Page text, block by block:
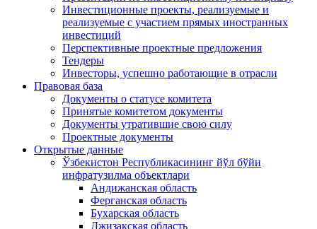
Инвестиционные проекты, реализуемые и
реализуемые с участием прямых иностранных
инвестиций
Перспективные проектные предложения
Тендеры
Инвесторы, успешно работающие в отрасли
Правовая база
Документы о статусе комитета
Принятые комитетом документы
Документы утратившие свою силу
Проектные документы
Открытые данные
Ўзбекистон Республикасининг йўл бўйи
инфратузилма объектлари
Андижанская область
Ферганская область
Бухарская область
Джизакская область